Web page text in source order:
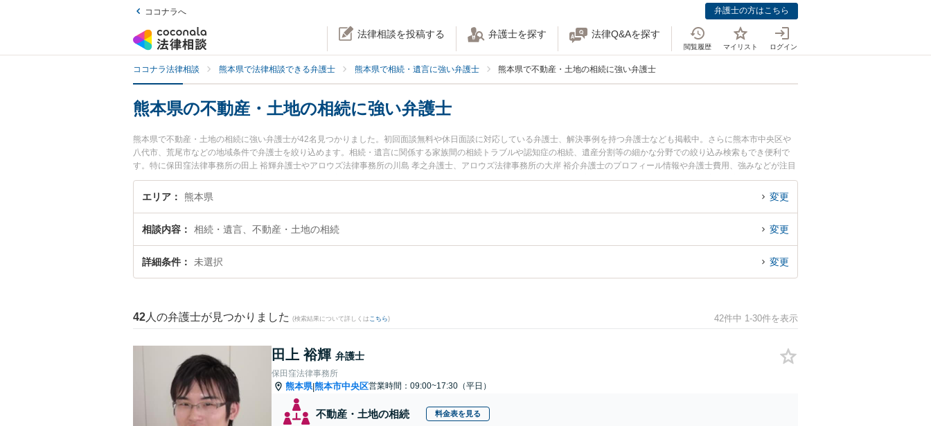
ココナラへ 弁護士の方はこちら
法律相談を投稿する 弁護士を探す 法律Q&Aを探す
閲覧履歴 マイリスト ログイン
ココナラ法律相談 熊本県で法律相談できる弁護士 熊本県で相続・遺言に強い弁護士 熊本県で不動産・土地の相続に強い弁護士
熊本県の不動産・土地の相続に強い弁護士
熊本県で不動産・土地の相続に強い弁護士が42名見つかりました。初回面談無料や休日面談に対応している弁護士、解決事例を持つ弁護士なども掲載中。さらに熊本市中央区や
八代市、荒尾市などの地域条件で弁護士を絞り込めます。相続・遺言に関係する家族間の相続トラブルや認知症の相続、遺産分割等の細かな分野での絞り込み検索もでき便利で
す。特に保田窪法律事務所の田上 裕輝弁護士やアロウズ法律事務所の川島 孝之弁護士、アロウズ法律事務所の大岸 裕介弁護士のプロフィール情報や弁護士費用、強みなどが注目
されています。『熊本県で土日や夜間に発生した不動産・土地の相続のトラブルを今すぐに弁護士に相談したい』『不動産・土地の相続のトラブル解決の実績豊富な近くの弁護士
を検索したい』『初回相談無料で不動産・土地の相続を法律相談できる熊本県内の弁護士に相談予約したい』などでお困りの相談者さんにおすすめです。
エリア 熊本県 変更
相談内容 相続・遺言、不動産・土地の相続 変更
詳細条件 未選択 変更
42 人の弁護士が見つかりました (検索結果について詳しくは こちら) 42件中 1-30件を表示
田上 裕輝 弁護士
保田窪法律事務所
熊本県|熊本市中央区営業時間：09:00~17:30（平日）
不動産・土地の相続 料金表を見る